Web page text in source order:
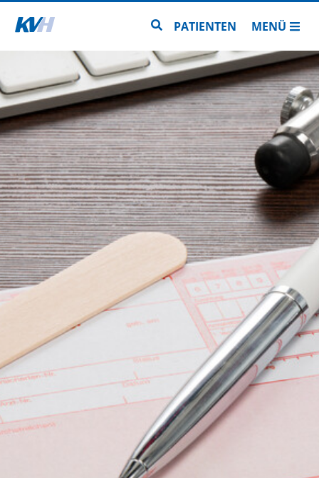
Zur Startseite Zur Seitensuche
PATIENTEN MENÜ